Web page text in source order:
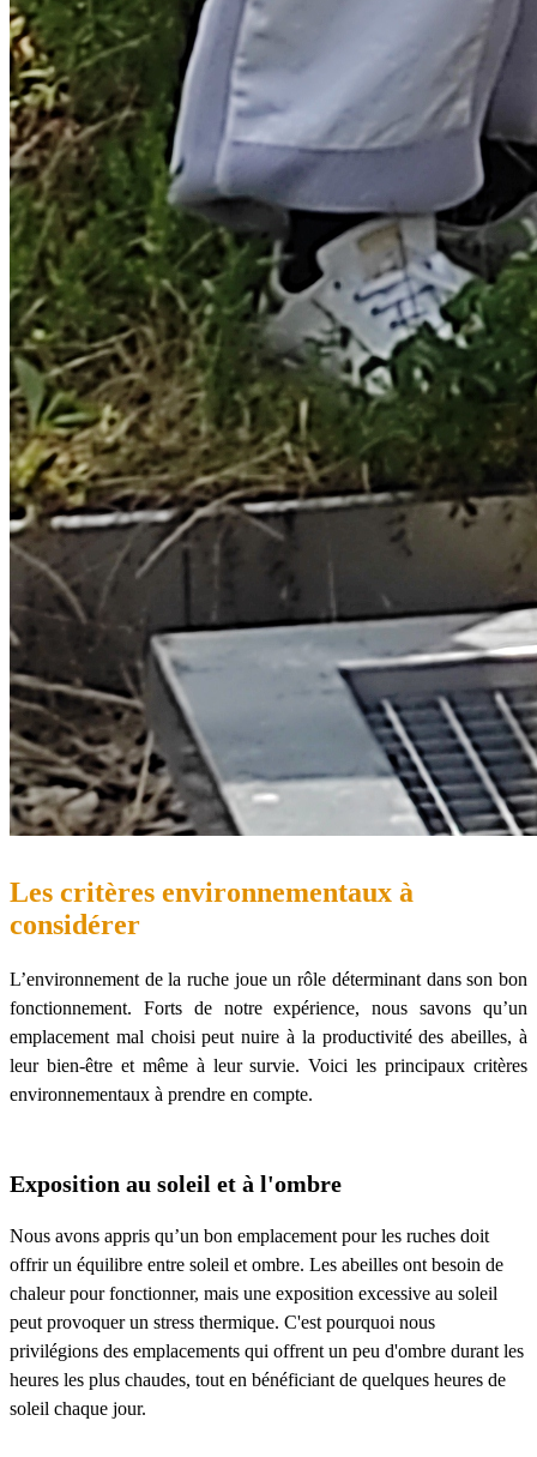
Les critères environnementaux à
considérer
L’environnement de la ruche joue un rôle déterminant dans son bon
fonctionnement. Forts de notre expérience, nous savons qu’un
emplacement mal choisi peut nuire à la productivité des abeilles, à
leur bien-être et même à leur survie. Voici les principaux critères
environnementaux à prendre en compte.
Exposition au soleil et à l'ombre
Nous avons appris qu’un bon emplacement pour les ruches doit
offrir un équilibre entre soleil et ombre. Les abeilles ont besoin de
chaleur pour fonctionner, mais une exposition excessive au soleil
peut provoquer un stress thermique. C'est pourquoi nous
privilégions des emplacements qui offrent un peu d'ombre durant les
heures les plus chaudes, tout en bénéficiant de quelques heures de
soleil chaque jour.